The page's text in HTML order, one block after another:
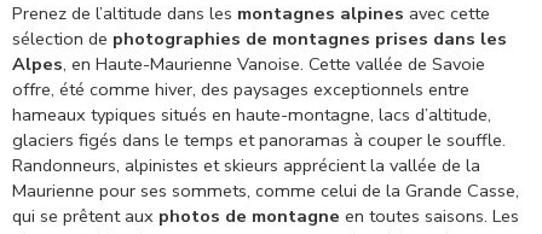
Prenez de l’altitude dans les montagnes alpines avec cette
sélection de photographies de montagnes prises dans les
Alpes, en Haute-Maurienne Vanoise. Cette vallée de Savoie
offre, été comme hiver, des paysages exceptionnels entre
hameaux typiques situés en haute-montagne, lacs d’altitude,
glaciers figés dans le temps et panoramas à couper le souffle.
Randonneurs, alpinistes et skieurs apprécient la vallée de la
Maurienne pour ses sommets, comme celui de la Grande Casse,
qui se prêtent aux photos de montagne en toutes saisons. Les